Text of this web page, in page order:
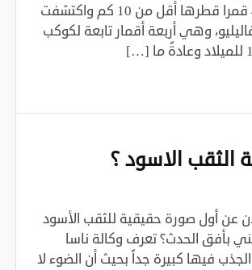
عملاق غازي . يملك المشتري 79 قمراً ومن بينها 47 قمرا قطرها أقل من 10 كم واكتشفت
غاليليو، وهي أربعة أقمار تابعة لكوكب
الاسود ؟
عن أول صورة حقيقية للثقب الأسود
أو بالأحرى أفق الحدث. فما هو الثقب الأسود وماذا نعني بأفق الحدث؟ ‎تعرف وكالة ناسا
فيها كبيرة جداً بحيث أن الضوء لا